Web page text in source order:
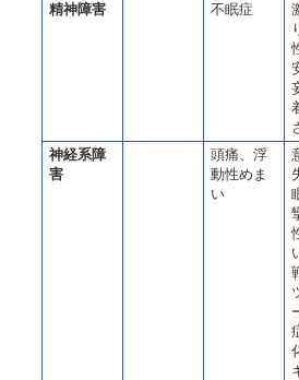
精神障害 不眠症
神経系障
害
頭痛、浮
動性めま
い